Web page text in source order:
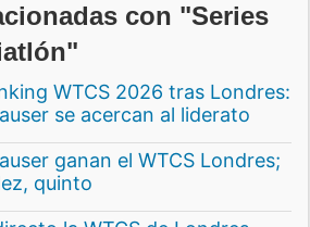
con "Series
WTCS 2026 tras Londres:
se acercan al liderato
ganan el WTCS Londres;
quinto